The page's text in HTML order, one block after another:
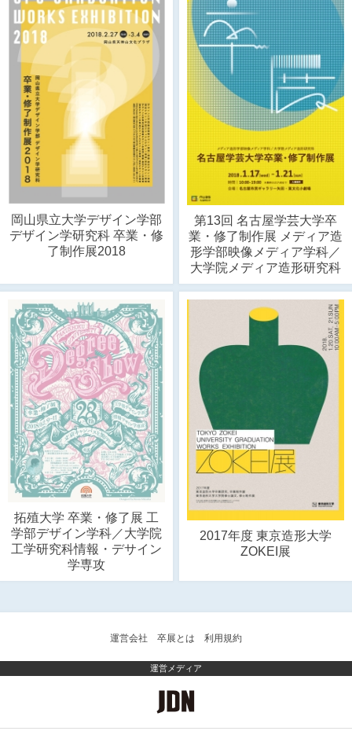
岡山県立大学デザイン学部
デザイン学研究科 卒業・修
了制作展2018
第13回 名古屋学芸大学卒
業・修了制作展 メディア造
形学部映像メディア学科／
大学院メディア造形研究科
拓殖大学 卒業・修了展 工
学部デザイン学科／大学院
工学研究科情報・デサイン
学専攻
2017年度 東京造形大学
ZOKEI展
運営会社 卒展とは 利用規約
運営メディア